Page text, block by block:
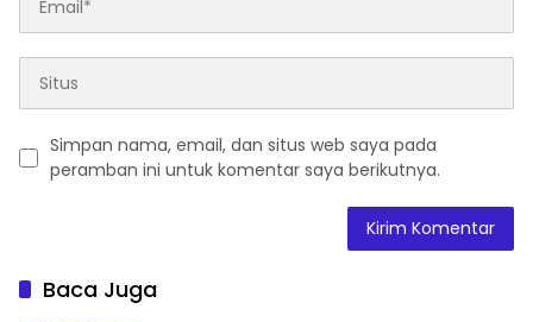
Simpan nama, email, dan situs web saya pada
peramban ini untuk komentar saya berikutnya.
Baca Juga